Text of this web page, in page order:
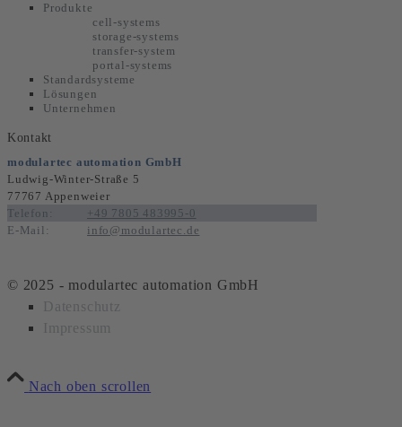
Produkte
cell-systems
storage-systems
transfer-system
portal-systems
Standardsysteme
Lösungen
Unternehmen
Kontakt
modulartec automation GmbH
Ludwig-Winter-Straße 5
77767 Appenweier
Telefon:
+49 7805 483995-0
E-Mail:
info@modulartec.de
© 2025 - modulartec automation GmbH
Datenschutz
Impressum
Nach oben scrollen